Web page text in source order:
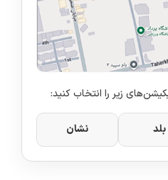
زیر را انتخاب کنید:
بلد نشان